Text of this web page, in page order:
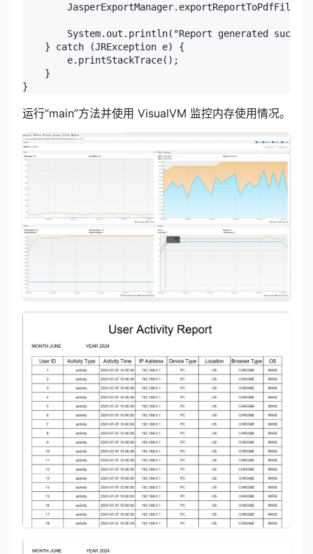
System.out.println("Report generated
    } catch (JRException e) {
        e.printStackTrace();
    }
}
运行“main”方法并使用 VisualVM 监控内存使用情况。